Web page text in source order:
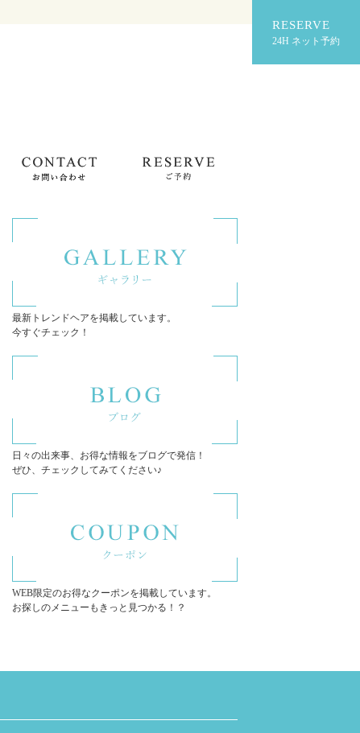
RESERVE
24H ネット予約
最新トレンドヘアを掲載しています。
今すぐチェック！
日々の出来事、お得な情報をブログで発信！
ぜひ、チェックしてみてください♪
WEB限定のお得なクーポンを掲載しています。
お探しのメニューもきっと見つかる！？